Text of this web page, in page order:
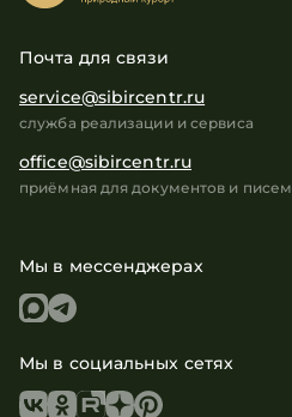
Почта для связи
service@sibircentr.ru
служба реализации и сервиса
office@sibircentr.ru
приёмная для документов и писем
Мы в мессенджерах
Мы в социальных сетях